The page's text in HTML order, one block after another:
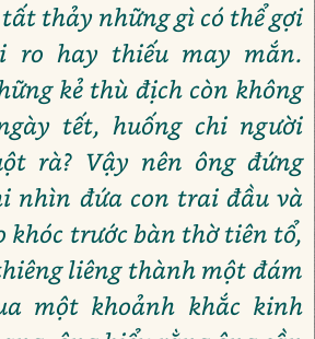
thảy những gì có thể gợi
ro hay thiếu may mắn.
kẻ thù địch còn không
tết, huống chi người
rà? Vậy nên ông đứng
nhìn đứa con trai đầu và
khóc trước bàn thờ tiên tổ,
liêng thành một đám
một khoảnh khắc kinh